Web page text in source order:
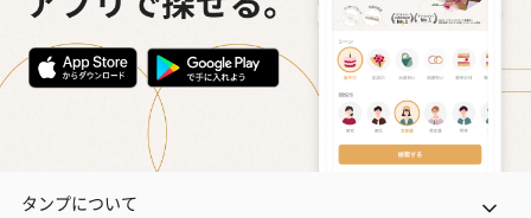
タンプについて